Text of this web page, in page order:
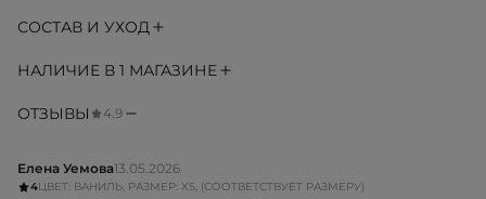
СОСТАВ И УХОД
НАЛИЧИЕ В 1 МАГАЗИНЕ
ОТЗЫВЫ 4.9
Елена Уемова13.05.2026
4ЦВЕТ: ВАНИЛЬ, РАЗМЕР: XS, (СООТВЕТСТВУЕТ РАЗМЕРУ)